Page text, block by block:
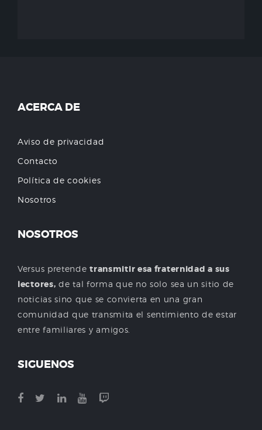
ACERCA DE
Aviso de privacidad
Contacto
Política de cookies
Nosotros
NOSOTROS
Versus pretendetransmitir esa fraternidad a sus
lectores, de tal forma que no solo sea un sitio de
noticias sino que se convierta en una gran
comunidad que transmita el sentimiento de estar
entre familiares y amigos.
SIGUENOS